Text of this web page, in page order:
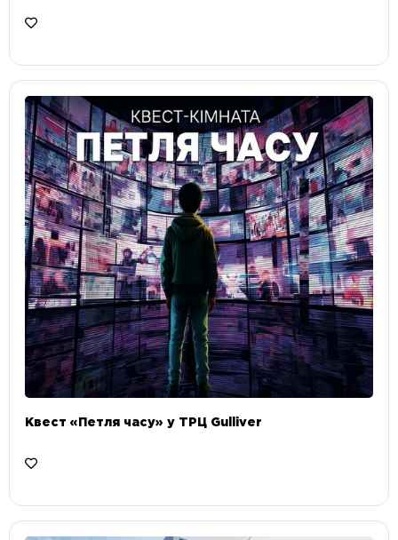
Квест «Петля часу» у ТРЦ Gulliver